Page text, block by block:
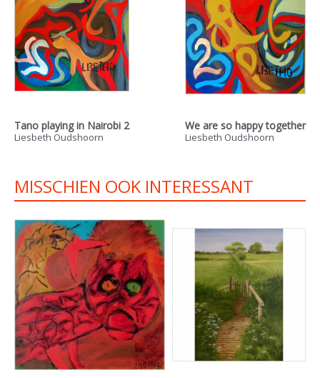
Tano playing in Nairobi 2
Liesbeth Oudshoorn
We are so happy together
Liesbeth Oudshoorn
MISSCHIEN OOK INTERESSANT